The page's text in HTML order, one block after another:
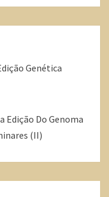
Genética
Edição Do Genoma
(II)